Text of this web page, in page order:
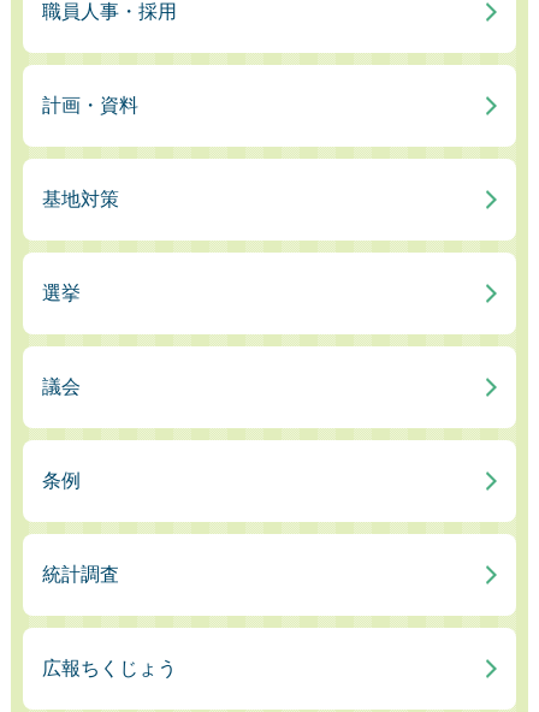
職員人事・採用
計画・資料
基地対策
選挙
議会
条例
統計調査
広報ちくじょう